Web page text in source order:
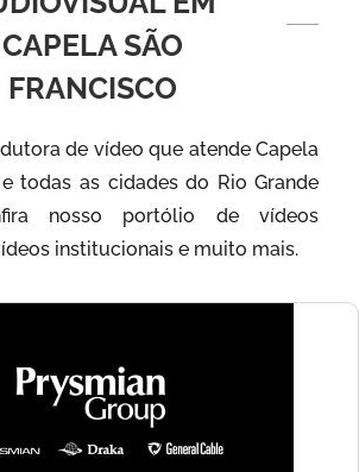
CAPELA SÃO
FRANCISCO
de vídeo que atende Capela
todas as cidades do Rio Grande
nosso portólio de vídeos
institucionais e muito mais.